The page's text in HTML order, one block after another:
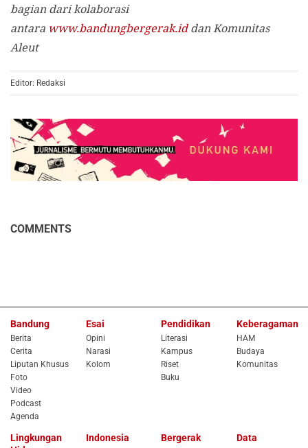
bagian dari kolaborasi
antara www.bandungbergerak.iddan Komunitas
Aleut
Editor: Redaksi
COMMENTS
Bandung
Berita
Cerita
Liputan Khusus
Foto
Video
Podcast
Agenda
Esai
Opini
Narasi
Kolom
Pendidikan
Literasi
Kampus
Riset
Buku
Keberagaman
HAM
Budaya
Komunitas
Lingkungan
Indonesia Bergerak Data